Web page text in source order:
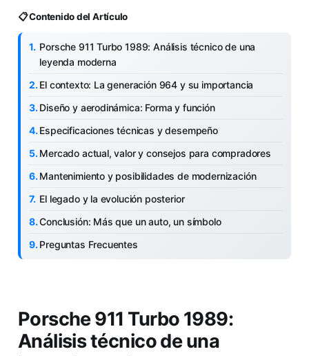
📋 Contenido del Artículo
Porsche 911 Turbo 1989: Análisis técnico de una
leyenda moderna
El contexto: La generación 964 y su importancia
Diseño y aerodinámica: Forma y función
Especificaciones técnicas y desempeño
Mercado actual, valor y consejos para compradores
Mantenimiento y posibilidades de modernización
El legado y la evolución posterior
Conclusión: Más que un auto, un símbolo
Preguntas Frecuentes
Porsche 911 Turbo 1989:
Análisis técnico de una